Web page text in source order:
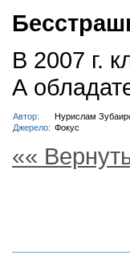
В 2007 г.
А
Автор:
Нурислам
Джерело: Фокус
««